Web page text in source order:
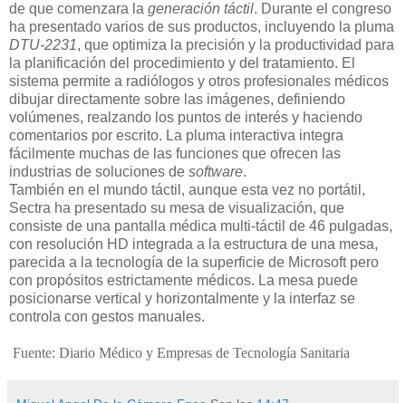
de que comenzara la generación táctil. Durante el congreso
ha presentado varios de sus productos, incluyendo la pluma
DTU-2231, que optimiza la precisión y la productividad para
la planificación del procedimiento y del tratamiento. El
sistema permite a radiólogos y otros profesionales médicos
dibujar directamente sobre las imágenes, definiendo
volúmenes, realzando los puntos de interés y haciendo
comentarios por escrito. La pluma interactiva integra
fácilmente muchas de las funciones que ofrecen las
industrias de soluciones de software.
También en el mundo táctil, aunque esta vez no portátil,
Sectra ha presentado su mesa de visualización, que
consiste de una pantalla médica multi-táctil de 46 pulgadas,
con resolución HD integrada a la estructura de una mesa,
parecida a la tecnología de la superficie de Microsoft pero
con propósitos estrictamente médicos. La mesa puede
posicionarse vertical y horizontalmente y la interfaz se
controla con gestos manuales.
Fuente: Diario Médico y Empresas de Tecnología Sanitaria